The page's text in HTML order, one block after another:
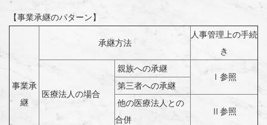
【事業承継のパターン】
事業承
継
承継方法
人事管理上の手続
き
医療法人の場合
親族への承継
Ⅰ参照
第三者への承継
他の医療法人との
合併
Ⅱ参照